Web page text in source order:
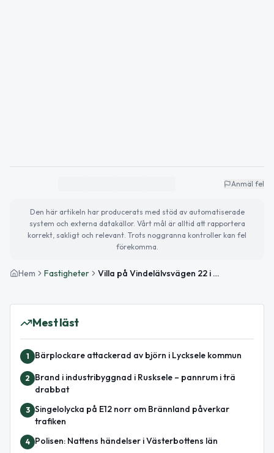
Anmäl fel
Den här artikeln har producerats med stöd av automatiserade
system och externa datakällor. Vårt mål är alltid att rapportera
korrekt, sakligt och relevant. Trots noggranna kontroller kan fel
förekomma.
Hem Fastigheter Villa på Vindelälvsvägen 22 i Lycksele såld för 865 000kr
Mest läst
1 Bärplockare attackerad av björn i Lycksele kommun
2
Brand i industribyggnad i Rusksele – pannrum i trä
drabbat
3 Singelolycka på E12 norr om Brännland påverkar
trafiken
4 Polisen: Nattens händelser i Västerbottens län